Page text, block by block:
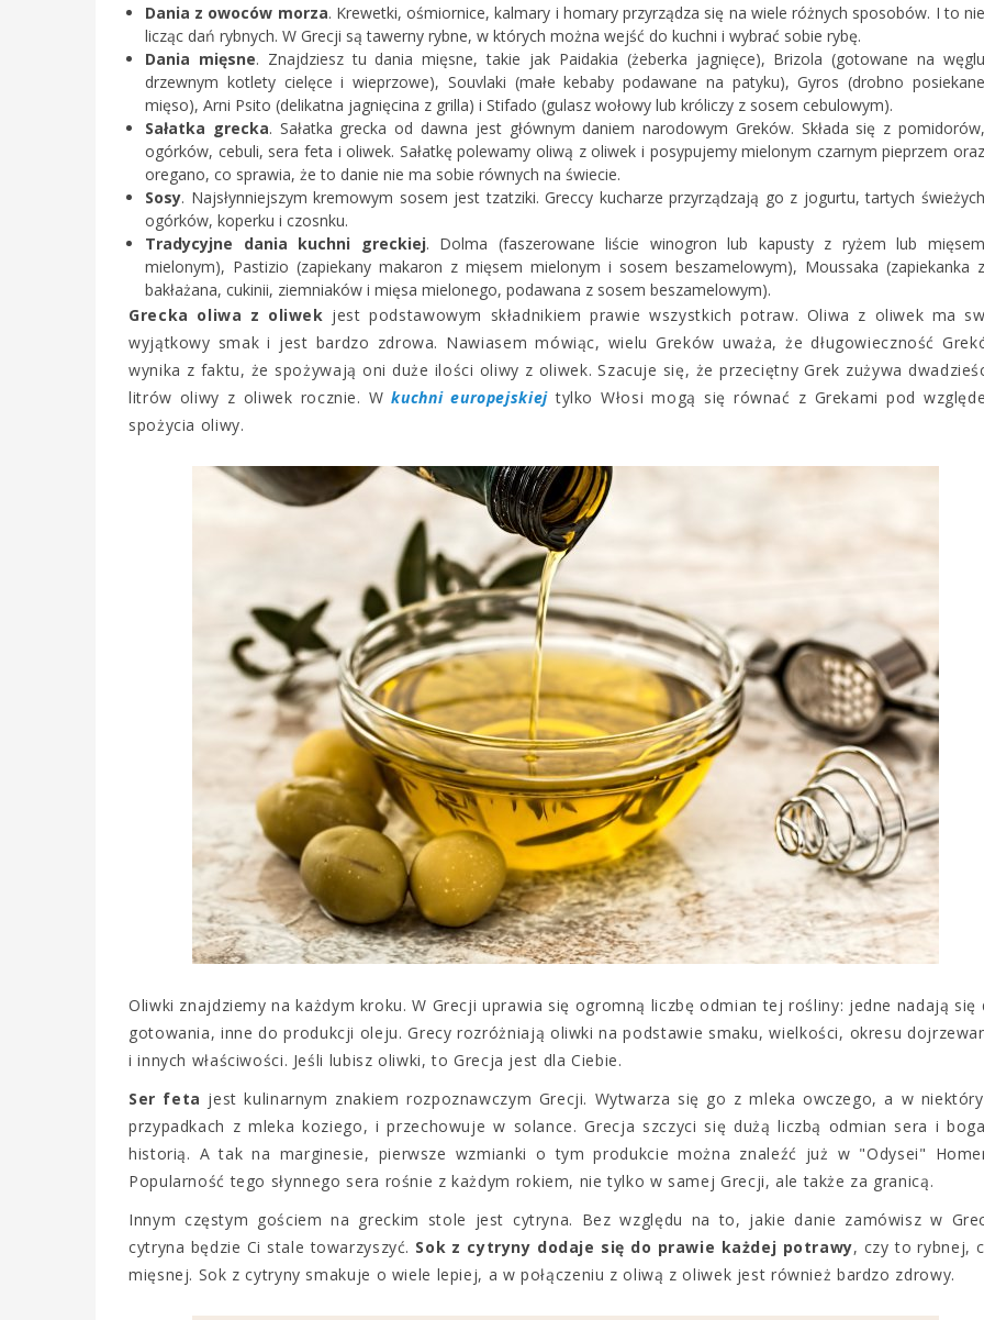
Dania z owoców morza. Krewetki, ośmiornice, kalmary i homary przyrządza się na wiele różnych sposobów. I to nie
licząc dań rybnych. W Grecji są tawerny rybne, w których można wejść do kuchni i wybrać sobie rybę.
Dania mięsne. Znajdziesz tu dania mięsne, takie jak Paidakia (żeberka jagnięce), Brizola (gotowane na węglu
drzewnym kotlety cielęce i wieprzowe), Souvlaki (małe kebaby podawane na patyku), Gyros (drobno posiekane
mięso), Arni Psito (delikatna jagnięcina z grilla) i Stifado (gulasz wołowy lub króliczy z sosem cebulowym).
Sałatka grecka. Sałatka grecka od dawna jest głównym daniem narodowym Greków. Składa się z pomidorów,
ogórków, cebuli, sera feta i oliwek. Sałatkę polewamy oliwą z oliwek i posypujemy mielonym czarnym pieprzem oraz
oregano, co sprawia, że to danie nie ma sobie równych na świecie.
Sosy. Najsłynniejszym kremowym sosem jest tzatziki. Greccy kucharze przyrządzają go z jogurtu, tartych świeżych
ogórków, koperku i czosnku.
Tradycyjne dania kuchni greckiej. Dolma (faszerowane liście winogron lub kapusty z ryżem lub mięsem
mielonym), Pastizio (zapiekany makaron z mięsem mielonym i sosem beszamelowym), Moussaka (zapiekanka z
bakłażana, cukinii, ziemniaków i mięsa mielonego, podawana z sosem beszamelowym).
Grecka oliwa z oliwek jest podstawowym składnikiem prawie wszystkich potraw. Oliwa z oliwek ma
wyjątkowy smak i jest bardzo zdrowa. Nawiasem mówiąc, wielu Greków uważa, że długowieczność
wynika z faktu, że spożywają oni duże ilości oliwy z oliwek. Szacuje się, że przeciętny Grek zużywa
litrów oliwy z oliwek rocznie. Wkuchni europejskiejtylko Włosi mogą się równać z Grekami pod
spożycia oliwy.
Oliwki znajdziemy na każdym kroku. W Grecji uprawia się ogromną liczbę odmian tej rośliny: jedne nadają się
gotowania, inne do produkcji oleju. Grecy rozróżniają oliwki na podstawie smaku, wielkości, okresu
i innych właściwości. Jeśli lubisz oliwki, to Grecja jest dla Ciebie.
Ser feta jest kulinarnym znakiem rozpoznawczym Grecji. Wytwarza się go z mleka owczego, a w
przypadkach z mleka koziego, i przechowuje w solance. Grecja szczyci się dużą liczbą odmian sera i
historią. A tak na marginesie, pierwsze wzmianki o tym produkcie można znaleźć już w "Odysei"
Popularność tego słynnego sera rośnie z każdym rokiem, nie tylko w samej Grecji, ale także za granicą.
Innym częstym gościem na greckim stole jest cytryna. Bez względu na to, jakie danie zamówisz w
cytryna będzie Ci stale towarzyszyć. Sok z cytryny dodaje się do prawie każdej potrawy, czy to rybnej,
mięsnej. Sok z cytryny smakuje o wiele lepiej, a w połączeniu z oliwą z oliwek jest również bardzo zdrowy.